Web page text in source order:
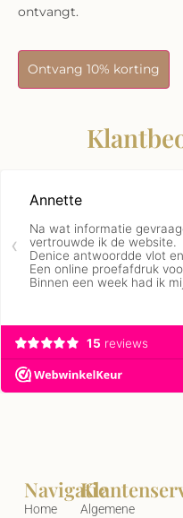
ontvangt.
Ontvang 10% korting
Algemene
Navigatie
Home